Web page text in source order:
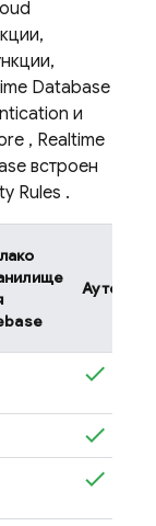
Database
и
, Realtime
встроен
Rules .